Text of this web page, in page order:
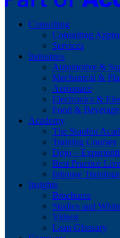
Consulting
Consulting
Services
Industries
Automotive &
Mechanical &
Aerospace
Electronics &
Food & Beverage
Academy
The Staufen
Training Courses
Dojo –
Best Practice Live
Inhouse Trainings
Insights
Brochures
Studies and
Videos
Lean Glossary